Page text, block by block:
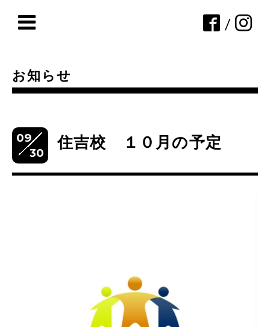
/
お知らせ
09
30
住吉校 １０月の予定